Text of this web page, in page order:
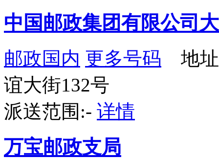
中国邮政集团有限公司
邮政国内 更多号码 地址
谊大街132号
派送范围:- 详情
万宝邮政支局